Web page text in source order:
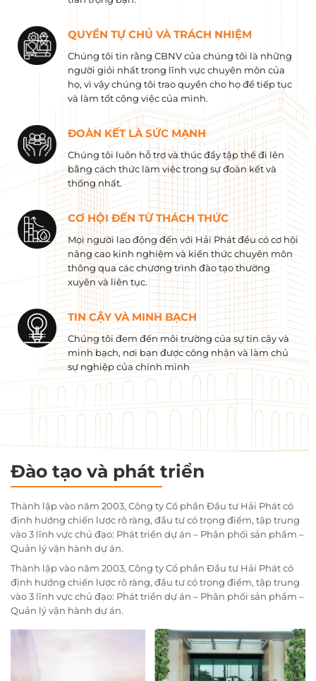
QUYỀN TỰ CHỦ VÀ TRÁCH NHIỆM
Chúng tôi tin rằng CBNV của chúng tôi là những
người giỏi nhất trong lĩnh vực chuyên môn của
họ, vì vậy chúng tôi trao quyền cho họ để tiếp tục
và làm tốt công việc của mình.
ĐOÀN KẾT LÀ SỨC MẠNH
Chúng tôi luôn hỗ trợ và thúc đẩy tập thể đi lên
bằng cách thức làm việc trong sự đoàn kết và
thống nhất.
CƠ HỘI ĐẾN TỪ THÁCH THỨC
Mọi người lao động đến với Hải Phát đều có cơ hội
nâng cao kinh nghiệm và kiến ​​thức chuyên môn
thông qua các chương trình đào tạo thường
xuyên và liên tục.
TIN CẬY VÀ MINH BẠCH
Chúng tôi đem đến môi trường của sự tin cậy và
minh bạch, nơi bạn được công nhận và làm chủ
sự nghiệp của chính mình
Đào tạo và phát triển
Thành lập vào năm 2003, Công ty Cổ phần Đầu tư Hải Phát có
định hướng chiến lược rõ ràng, đầu tư có trọng điểm, tập trung
vào 3 lĩnh vực chủ đạo: Phát triển dự án – Phân phối sản phẩm –
Quản lý vận hành dự án.
Thành lập vào năm 2003, Công ty Cổ phần Đầu tư Hải Phát có
định hướng chiến lược rõ ràng, đầu tư có trọng điểm, tập trung
vào 3 lĩnh vực chủ đạo: Phát triển dự án – Phân phối sản phẩm –
Quản lý vận hành dự án.